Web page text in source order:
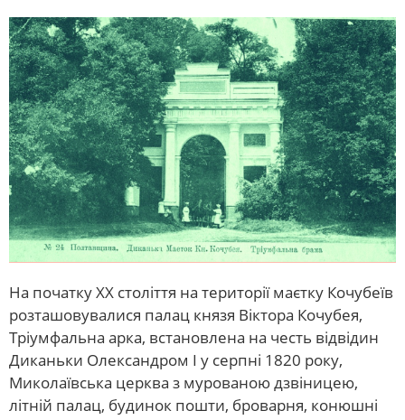
На початку XX століття на території маєтку Кочубеїв
розташовувалися палац князя Віктора Кочубея,
Тріумфальна арка, встановлена на честь відвідин
Диканьки Олександром I у серпні 1820 року,
Миколаївська церква з мурованою дзвіницею,
літній палац, будинок пошти, броварня, конюшні